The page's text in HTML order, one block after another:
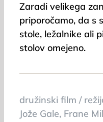
Zaradi velikega
priporočamo, da s
stole, ležalnike ali
stolov omejeno.
družinski film /
Jože Gale, Frane